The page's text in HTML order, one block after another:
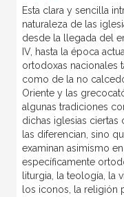
Esta clara y sencilla
naturaleza de las
desde la llegada del
IV, hasta la época
ortodoxas nacionales
como de la no
Oriente y las
algunas tradiciones
dichas iglesias ciertas
las diferencian, sino
examinan asimismo
específicamente
liturgia, la teología, la
los iconos, la religión